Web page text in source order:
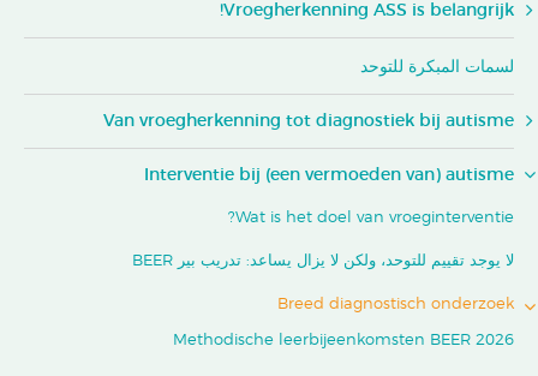
Vroegherkenning ASS is belangrijk!
لسمات المبكرة للتوحد
Van vroegherkenning tot diagnostiek bij autisme
Interventie bij (een vermoeden van) autisme
Wat is het doel van vroeginterventie?
لا يوجد تقييم للتوحد، ولكن لا يزال يساعد: تدريب بير BEER
Breed diagnostisch onderzoek
Methodische leerbijeenkomsten BEER 2026